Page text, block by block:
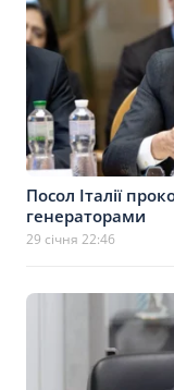
Посол Італії
генераторами
29 січня 22:46